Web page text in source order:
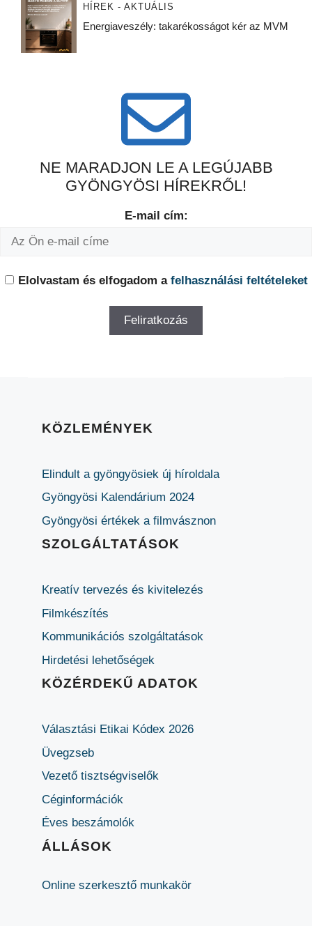
HÍREK - AKTUÁLIS
Energiaveszély: takarékosságot kér az MVM
NE MARADJON LE A LEGÚJABB
GYÖNGYÖSI HÍREKRŐL!
E-mail cím:
Elolvastam és elfogadom a felhasználási feltételeket
KÖZLEMÉNYEK
Elindult a gyöngyösiek új híroldala
Gyöngyösi Kalendárium 2024
Gyöngyösi értékek a filmvásznon
SZOLGÁLTATÁSOK
Kreatív tervezés és kivitelezés
Filmkészítés
Kommunikációs szolgáltatások
Hirdetési lehetőségek
KÖZÉRDEKŰ ADATOK
Választási Etikai Kódex 2026
Üvegzseb
Vezető tisztségviselők
Céginformációk
Éves beszámolók
ÁLLÁSOK
Online szerkesztő munkakör